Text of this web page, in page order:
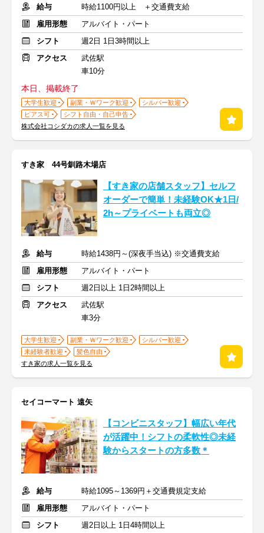
給与
時給1100円以上 ＋交通費支給
雇用形態
アルバイト・パート
シフト
週2日 1日3時間以上
アクセス
武佐駅
車10分
本日、掲載終了
大学生歓迎 副業・Ｗワーク歓迎
シルバー歓迎
ピアス可
シフト自由・自己申告
株式会社コシダカの求人一覧を見る
すき家 44号釧路木場店
【すき家の店舗スタッフ】セルフ
オーダーで簡単！未経験OK★1日/
2h～プライベートも両立◎
給与
時給1438円～(深夜手当込) ※交通費支給
雇用形態
アルバイト・パート
シフト
週2日以上 1日2時間以上
アクセス
武佐駅
車3分
大学生歓迎 副業・Ｗワーク歓迎
シルバー歓迎
未経験者歓迎
髪色自由
すき家の求人一覧を見る
セイコーマート 遠矢
【コンビニスタッフ】幅広い年代
が活躍中！シフトの柔軟性◎未経
験からスタートの方多数＊
給与
時給1095～1369円＋交通費規定支給
雇用形態
アルバイト・パート
シフト
週2日以上 1日4時間以上